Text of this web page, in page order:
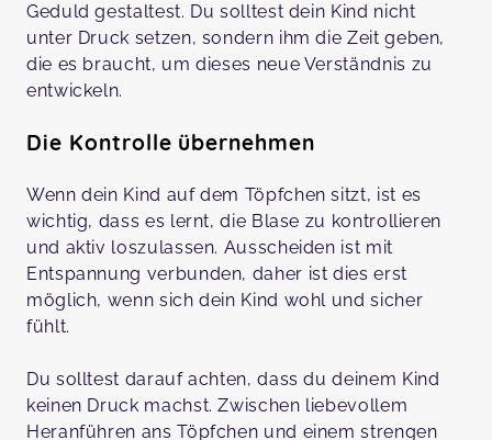
Geduld gestaltest. Du solltest dein Kind nicht
unter Druck setzen, sondern ihm die Zeit geben,
die es braucht, um dieses neue Verständnis zu
entwickeln.
Die Kontrolle übernehmen
Wenn dein Kind auf dem Töpfchen sitzt, ist es
wichtig, dass es lernt, die Blase zu kontrollieren
und aktiv loszulassen. Ausscheiden ist mit
Entspannung verbunden, daher ist dies erst
möglich, wenn sich dein Kind wohl und sicher
fühlt.
Du solltest darauf achten, dass du deinem Kind
keinen Druck machst. Zwischen liebevollem
Heranführen ans Töpfchen und einem strengen